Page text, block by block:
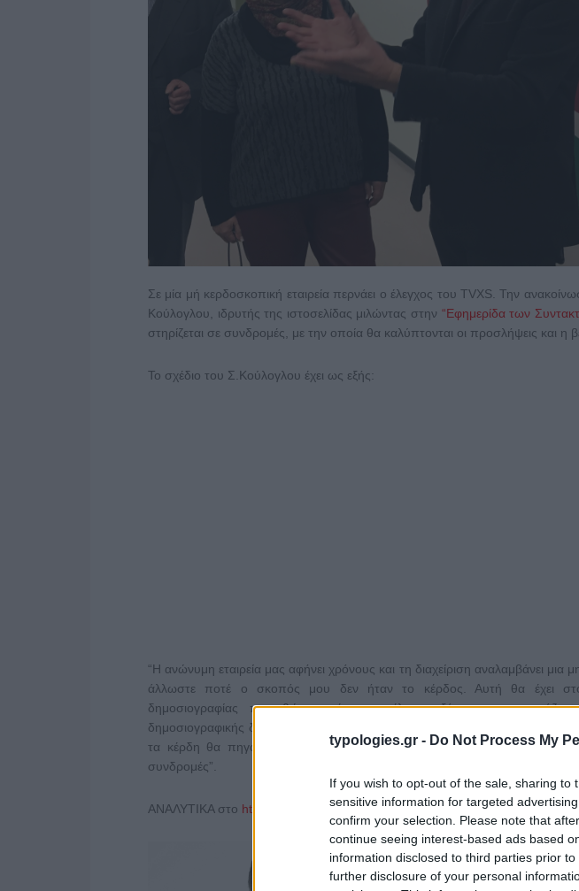
typologies.gr - Do Not Process My
If you wish to opt-out of the sale, sharing
sensitive information for targeted
confirm your selection. Please note that
continue seeing interest-based ads based
information disclosed to third parties prior
further disclosure of your personal
Σε μία μή κερδοσκοπική εταιρεία περνάει ο έλεγχος του TVXS. Την
Κούλογλου, ιδρυτής της ιστοσελίδας μιλώντας στην “Εφημερίδα των
στηρίζεται σε συνδρομές, με την οποία θα καλύπτονται οι προσλήψεις και η
Το σχέδιο του Σ.Κούλογλου έχει ως εξής:
“Η ανώνυμη εταιρεία μας αφήνει χρόνους και τη διαχείριση αναλαμβάνει μια
άλλωστε ποτέ ο σκοπός μου δεν ήταν το κέρδος. Αυτή θα έχει
δημοσιογραφίας προωθώντας ένα μοντέλο ανεξάρτητου ρεπορτάζ,
δημοσιογραφικής δεοντολογίας, επιβράβευσης της τιμίας δημοσιογραφίας
τα κέρδη θα πηγαίνουν σε προσλήψεις και βελτίωση της ύλης. Οταν
συνδρομές”.
ΑΝΑΛΥΤΙΚΑ στο https://www.efsyn.gr